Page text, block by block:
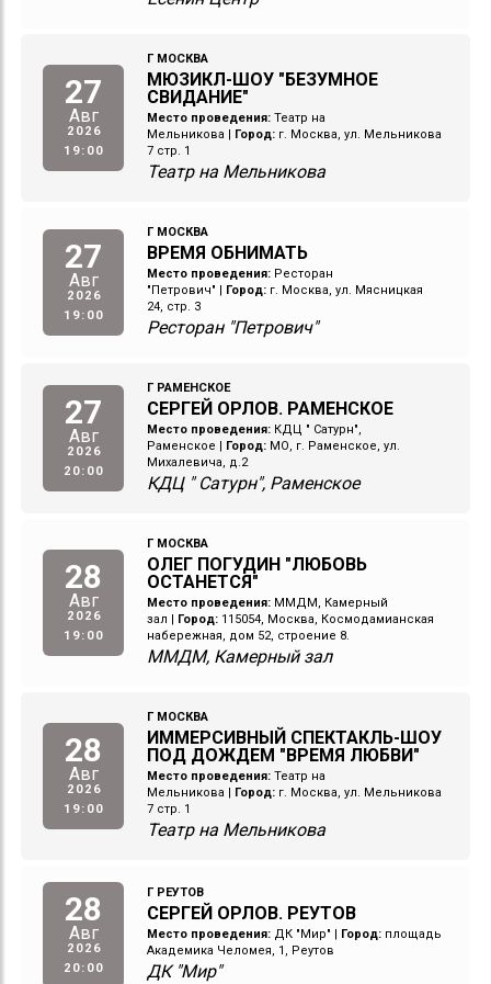
27
Авг
2026
19:00
Г МОСКВА
МЮЗИКЛ-ШОУ "БЕЗУМНОЕ
СВИДАНИЕ"
Место проведения: Театр на
Мельникова | Город: г. Москва, ул. Мельникова
7 стр. 1
Театр на Мельникова
27
Авг
2026
19:00
Г МОСКВА
ВРЕМЯ ОБНИМАТЬ
Место проведения: Ресторан
"Петрович" | Город: г. Москва, ул. Мясницкая
24, стр. 3
Ресторан "Петрович"
27
Авг
2026
20:00
Г РАМЕНСКОЕ
СЕРГЕЙ ОРЛОВ. РАМЕНСКОЕ
Место проведения: КДЦ " Сатурн",
Раменское | Город: МО, г. Раменское, ул.
Михалевича, д.2
КДЦ " Сатурн", Раменское
28
Авг
2026
19:00
Г МОСКВА
ОЛЕГ ПОГУДИН "ЛЮБОВЬ
ОСТАНЕТСЯ"
Место проведения: ММДМ, Камерный
зал | Город: 115054, Москва, Космодамианская
набережная, дом 52, строение 8.
ММДМ, Камерный зал
28
Авг
2026
19:00
Г МОСКВА
ИММЕРСИВНЫЙ СПЕКТАКЛЬ-ШОУ
ПОД ДОЖДЕМ "ВРЕМЯ ЛЮБВИ"
Место проведения: Театр на
Мельникова | Город: г. Москва, ул. Мельникова
7 стр. 1
Театр на Мельникова
28
Авг
2026
20:00
Г РЕУТОВ
СЕРГЕЙ ОРЛОВ. РЕУТОВ
Место проведения: ДК "Мир" Город: площадь
Академика Челомея, 1, Реутов
ДК "Мир"